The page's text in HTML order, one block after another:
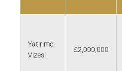
Yatırımcı
Vizesi
£2,000,000